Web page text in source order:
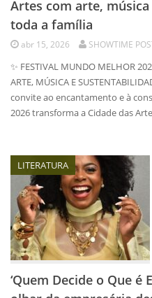
Artes com arte,
toda a família
abr 15, 2026 SHOWTIME
✨ FESTIVAL MUNDO MELHOR
ARTE, MÚSICA E
convite ao encantamento e à
2026 transforma a Cidade das
LITERATURA
‘Quem Decide o Que é